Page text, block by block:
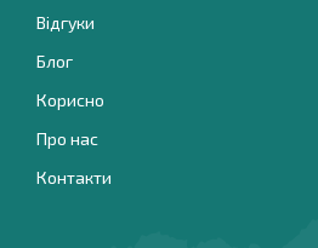
Відгуки
Блог
Корисно
Про нас
Контакти